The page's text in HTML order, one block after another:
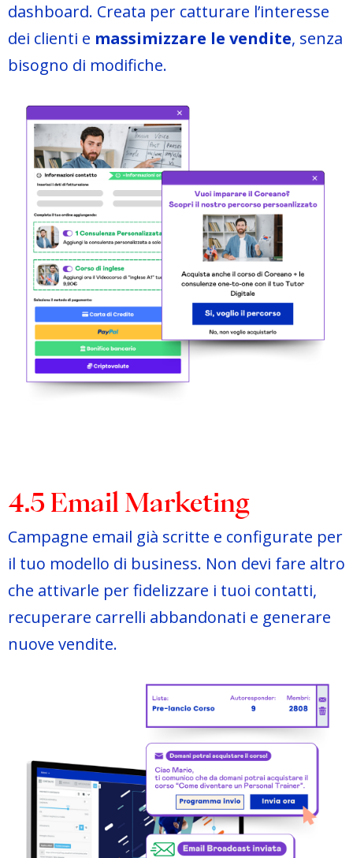
dashboard. Creata per catturare l’interesse
dei clienti e massimizzare le vendite, senza
bisogno di modifiche.
4.5 Email Marketing
Campagne email già scritte e configurate per
il tuo modello di business. Non devi fare altro
che attivarle per fidelizzare i tuoi contatti,
recuperare carrelli abbandonati e generare
nuove vendite.